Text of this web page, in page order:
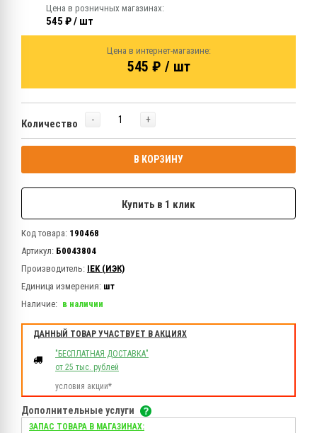
Цена в розничных магазинах:
545 ₽ / шт
Цена в интернет-магазине:
545 ₽ / шт
Количество - +
В КОРЗИНУ
Купить в 1 клик
Код товара: 190468
Артикул: Б0043804
Производитель: IEK (ИЭК)
Единица измерения: шт
Наличие: в наличии
ДАННЫЙ ТОВАР УЧАСТВУЕТ В АКЦИЯХ
"БЕСПЛАТНАЯ ДОСТАВКА"
от 25 тыс. рублей
условия акции*
Дополнительные услуги
ЗАПАС ТОВАРА В МАГАЗИНАХ: